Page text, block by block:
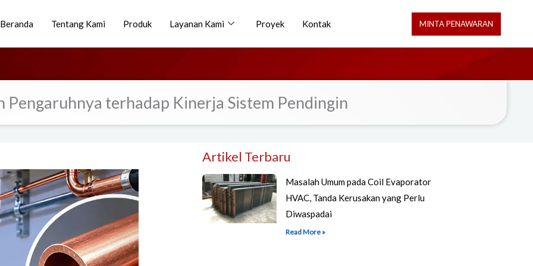
Beranda Tentang Kami Produk Layanan Kami Proyek Kontak MINTA PENAWARAN
Pengaruhnya terhadap Kinerja Sistem Pendingin
Artikel Terbaru
Masalah Umum pada Coil Evaporator
HVAC, Tanda Kerusakan yang Perlu
Diwaspadai
Read More »